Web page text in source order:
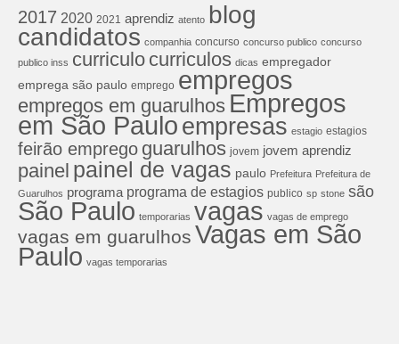
2017 2020 2021 aprendiz atento blog
candidatos companhia concurso concurso publico concurso
publico inss curriculo curriculos dicas empregador
emprega são paulo emprego empregos
empregos em guarulhos Empregos
em São Pauloempresas estagio estagios
feirão emprego guarulhos jovem jovem aprendiz
painel painel de vagas paulo Prefeitura Prefeitura de
Guarulhos programa programa de estagios publico sp stone são
São Paulo temporarias vagas vagas de emprego
vagas em guarulhos Vagas em São
Paulo vagas temporarias